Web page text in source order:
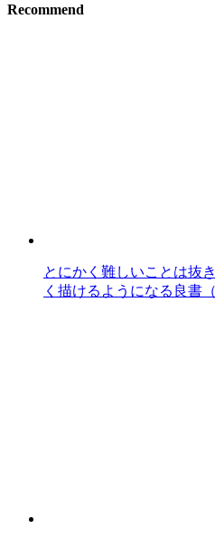
Recommend
とにかく難しいことは抜
く描けるようになる良書